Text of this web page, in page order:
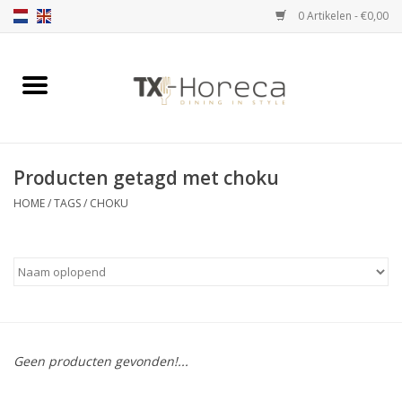
0 Artikelen - €0,00
Home
Catalogi
Producten getagd met choku
HOME/TAGS/ CHOKU
Geen producten gevonden!...